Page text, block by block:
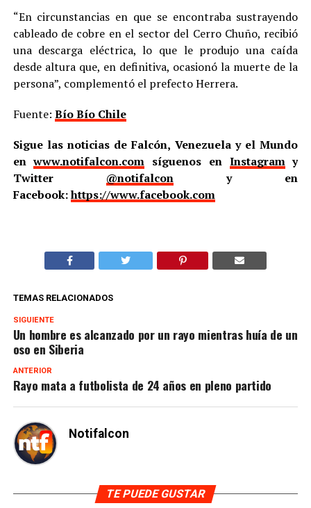
“En circunstancias en que se encontraba sustrayendo
cableado de cobre en el sector del Cerro Chuño, recibió
una descarga eléctrica, lo que le produjo una caída
desde altura que, en definitiva, ocasionó la muerte de la
persona”, complementó el prefecto Herrera.
Fuente: Bío Bío Chile
Sigue las noticias de Falcón, Venezuela y el Mundo
enwww.notifalcon.com síguenos en Instagramy
Twitter @notifalcony en
Facebook:https://www.facebook.com
TEMAS RELACIONADOS
SIGUIENTE
Un hombre es alcanzado por un rayo mientras huía de un
oso en Siberia
ANTERIOR
Rayo mata a futbolista de 24 años en pleno partido
Notifalcon
TE PUEDE GUSTAR